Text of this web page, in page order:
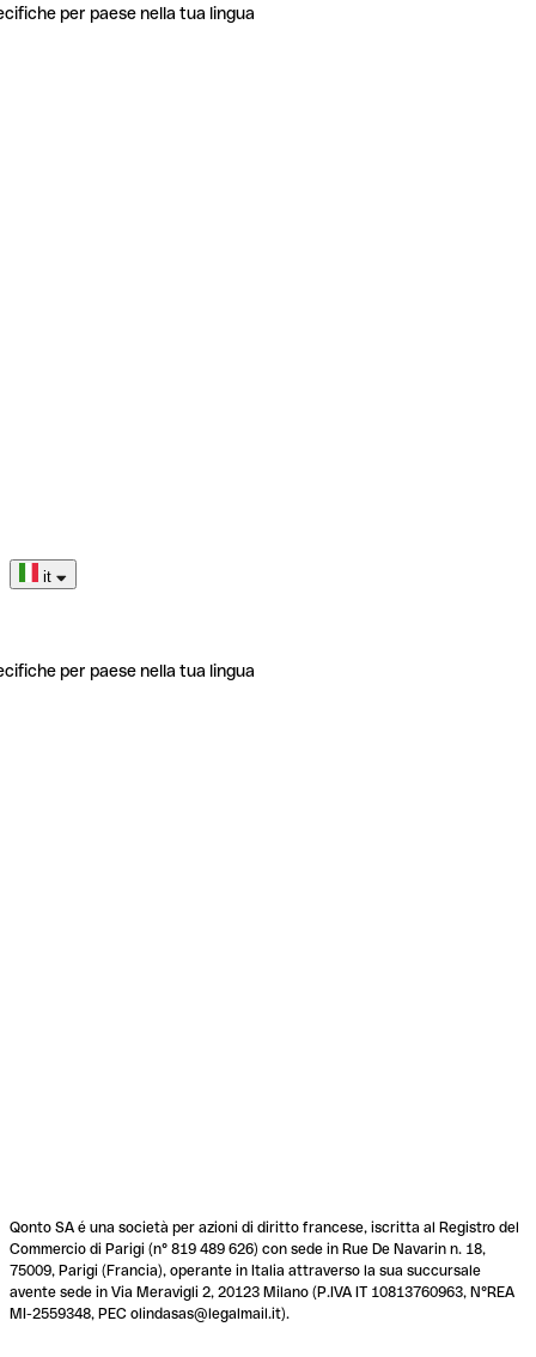
per paese nella tua lingua
it
per paese nella tua lingua
Qonto SA é una società per azioni di diritto francese, iscritta al Registro del
Commercio di Parigi (n° 819 489 626) con sede in Rue De Navarin n. 18,
75009, Parigi (Francia), operante in Italia attraverso la sua succursale
avente sede in Via Meravigli 2, 20123 Milano (P.IVA IT 10813760963, N°REA
MI-2559348, PEC olindasas@legalmail.it).